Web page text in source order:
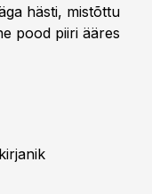
hästi, mistõttu
pood piiri ääres